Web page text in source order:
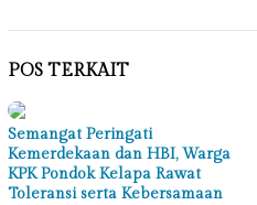
POS TERKAIT
Semangat Peringati
Kemerdekaan dan HBI, Warga
KPK Pondok Kelapa Rawat
Toleransi serta Kebersamaan